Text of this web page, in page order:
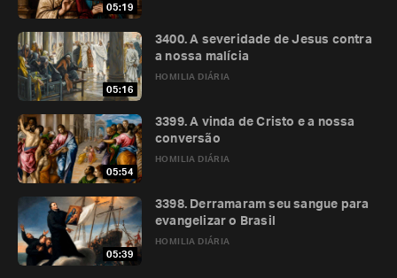
05:19
05:16
HOMILIA DIÁRIA
3400. A severidade de Jesus contra
a nossa malícia
05:54
HOMILIA DIÁRIA
3399. A vinda de Cristo e a nossa
conversão
05:39
HOMILIA DIÁRIA
3398. Derramaram seu sangue para
evangelizar o Brasil